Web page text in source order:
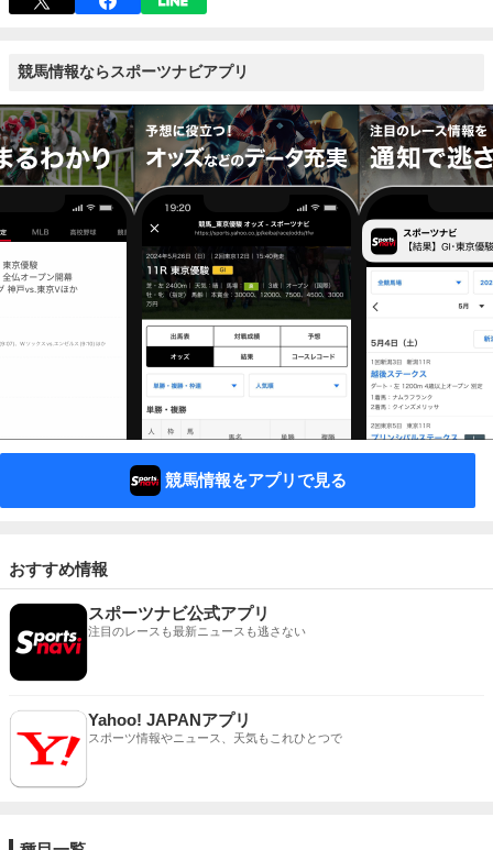
競馬情報ならスポーツナビアプリ
競馬情報をアプリで見る
おすすめ情報
スポーツナビ公式アプリ
注目のレースも最新ニュースも逃さない
Yahoo! JAPANアプリ
スポーツ情報やニュース、天気もこれひとつで